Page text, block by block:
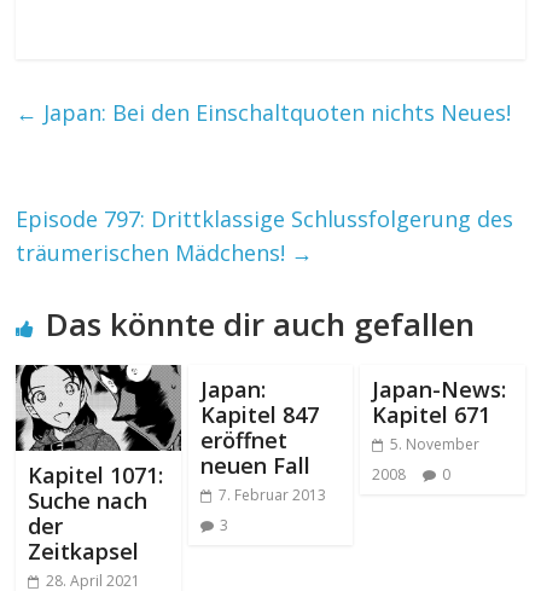
← Japan: Bei den Einschaltquoten nichts Neues!
Episode 797: Drittklassige Schlussfolgerung des
träumerischen Mädchens! →
Das könnte dir auch gefallen
Kapitel 1071:
Suche nach
der
Zeitkapsel
28. April 2021
Japan:
Kapitel 847
eröffnet
neuen Fall
7. Februar 2013
3
Japan-News:
Kapitel 671
5. November
2008
0